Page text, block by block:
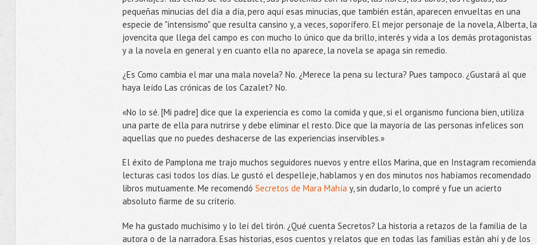
pequeñas minucias del día a día, pero aquí esas minucias, que también están, aparecen envueltas en una
especie de "intensismo" que resulta cansino y, a veces, soporífero. El mejor personaje de la novela, Alberta, la
jovencita que llega del campo es con mucho lo único que da brillo, interés y vida a los demás protagonistas
y a la novela en general y en cuanto ella no aparece, la novela se apaga sin remedio.
¿Es Como cambia el mar una mala novela? No. ¿Merece la pena su lectura? Pues tampoco. ¿Gustará al que
haya leído Las crónicas de los Cazalet? No.
«No lo sé. [Mi padre] dice que la experiencia es como la comida y que, si el organismo funciona bien, utiliza
una parte de ella para nutrirse y debe eliminar el resto. Dice que la mayoría de las personas infelices son
aquellas que no puedes deshacerse de las experiencias inservibles.»
El éxito de Pamplona me trajo muchos seguidores nuevos y entre ellos Marina, que en Instagram recomienda
lecturas casi todos los días. Le gustó el despelleje, hablamos y en dos minutos nos habíamos recomendado
libros mutuamente. Me recomendó Secretos de Mara Mahía y, sin dudarlo, lo compré y fue un acierto
absoluto fiarme de su criterio.
Me ha gustado muchísimo y lo leí del tirón. ¿Qué cuenta Secretos? La historia a retazos de la familia de la
autora o de la narradora. Esas historias, esos cuentos y relatos que en todas las familias están ahí y de los